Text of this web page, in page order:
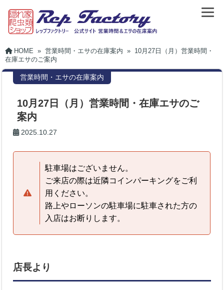
HOME » 営業時間・エサの在庫案内 » 10月27日（月）営業時間・
在庫エサのご案内
営業時間・エサの在庫案内
10月27日（月）営業時間・在庫エサのご
案内
2025.10.27
駐車場はございません。
ご来店の際は近隣コインパーキングをご利
用ください。
路上やローソンの駐車場に駐車された方の
入店はお断りします。
店長より